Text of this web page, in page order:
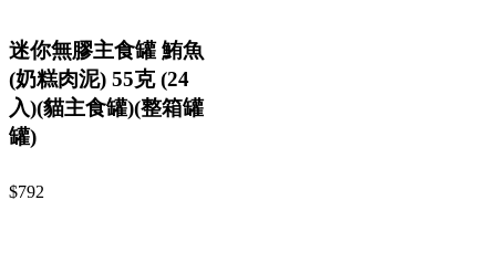
迷你無膠主食罐 鮪魚
(奶糕肉泥) 55克 (24
入)(貓主食罐)(整箱罐
罐)
$792